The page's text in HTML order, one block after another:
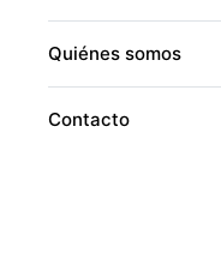
Quiénes somos
Contacto